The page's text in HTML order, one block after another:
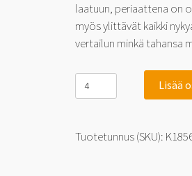
laatuun, periaattena on
myös ylittävät kaikki
vertailun minkä tahansa
Nankang
NS-
2R
180
Lisää
Tuotetunnus (SKU):